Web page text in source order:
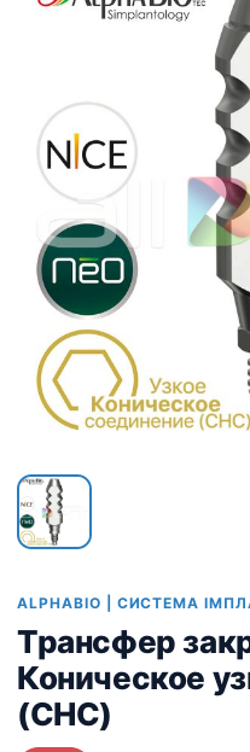
ALPHABIO | СИСТЕМА
Трансфер
Коническое
(CHC)